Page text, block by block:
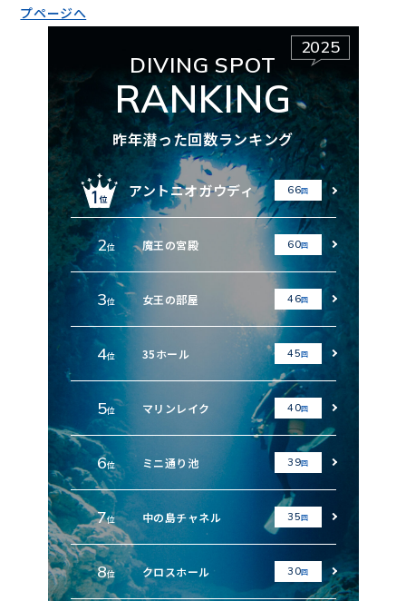
プページへ
2025
DIVING SPOT
RANKING
昨年潜った回数ランキング
アントニオガウディ 66回
2位 魔王の宮殿 60回
3位 女王の部屋 46回
4位 35ホール 45回
5位 マリンレイク 40回
6位 ミニ通り池 39回
7位 中の島チャネル 35回
8位 クロスホール 30回